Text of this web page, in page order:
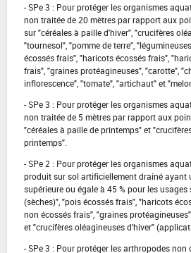
- SPe 3 : Pour protéger les organismes
non traitée de 20 mètres par rapport aux
sur "céréales à paille d'hiver", "crucifères
"tournesol", "pomme de terre",
écossés frais", "haricots écossés frais",
frais", "graines protéagineuses", "carotte",
inflorescence", "tomate", "artichaut" et
- SPe 3 : Pour protéger les organismes
non traitée de 5 mètres par rapport aux
"céréales à paille de printemps" et
printemps".
- SPe 2 : Pour protéger les organismes
produit sur sol artificiellement drainé ayant
supérieure ou égale à 45 % pour les
(sèches)", "pois écossés frais", "haricots
non écossés frais", "graines
et "crucifères oléagineuses d'hiver"
- SPe 3 : Pour protéger les arthropodes non